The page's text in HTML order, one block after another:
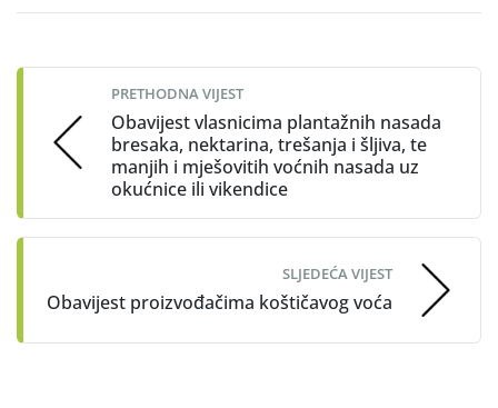
navigation
PRETHODNA VIJEST
Obavijest vlasnicima plantažnih nasada
bresaka, nektarina, trešanja i šljiva, te
manjih i mješovitih voćnih nasada uz
okućnice ili vikendice
SLJEDEĆA VIJEST
Obavijest proizvođačima koštičavog voća